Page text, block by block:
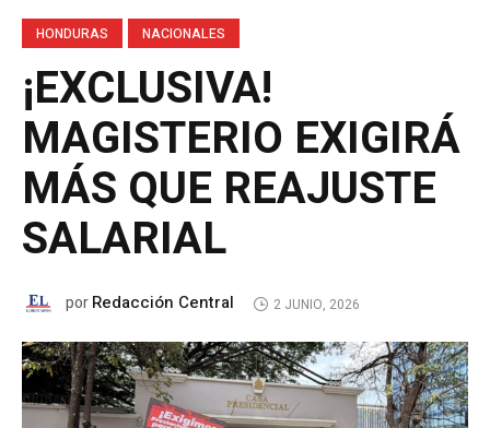
HONDURAS NACIONALES
¡EXCLUSIVA!
MAGISTERIO EXIGIRÁ
MÁS QUE REAJUSTE
SALARIAL
porRedacción Central 2 JUNIO, 2026